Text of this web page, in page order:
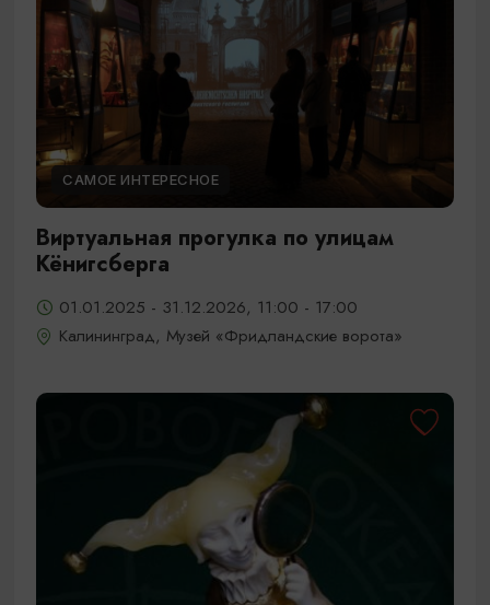
САМОЕ ИНТЕРЕСНОЕ
Виртуальная прогулка по улицам
Кёнигсберга
01.01.2025 - 31.12.2026, 11:00 - 17:00
Калининград, Музей «Фридландские ворота»